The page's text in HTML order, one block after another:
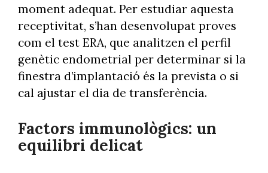
moment adequat. Per estudiar aquesta
receptivitat, s’han desenvolupat proves
com el test ERA, que analitzen el perfil
genètic endometrial per determinar si la
finestra d’implantació és la prevista o si
cal ajustar el dia de transferència.
Factors immunològics: un
equilibri delicat